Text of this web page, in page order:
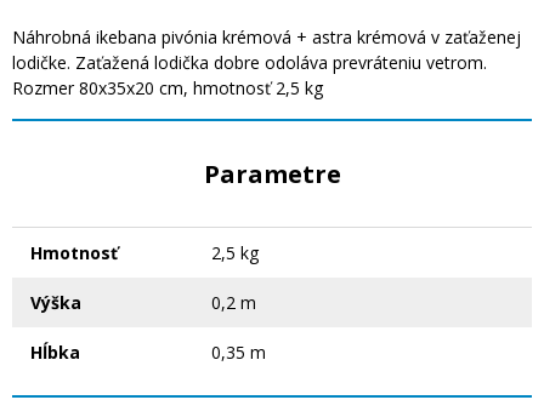
Náhrobná ikebana pivónia krémová + astra krémová v zaťaženej
lodičke. Zaťažená lodička dobre odoláva prevráteniu vetrom.
Rozmer 80x35x20 cm, hmotnosť 2,5 kg
Parametre
Hmotnosť 2,5 kg
Výška 0,2 m
Hĺbka 0,35 m